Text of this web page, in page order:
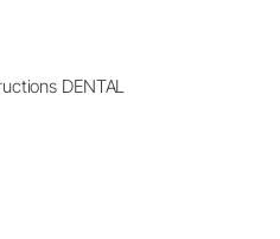
DENTAL